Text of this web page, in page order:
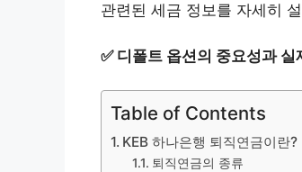
관련된 세금 정보를 자세히
✅ 디폴트 옵션의 중요성과
Table of Contents
KEB 하나은행 퇴직연금이란?
퇴직연금의 종류